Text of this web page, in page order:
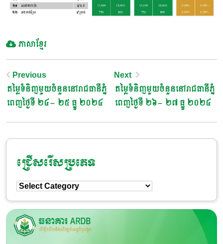
ភាសាខ្មែរ
Post
Navigation
Previous
តម្លៃទំនិញមួយចំនួននៅរាជធានីភ្នំ
ពេញថ្ងៃទី ២៤ – ២៥ ធ្នូ ២០២៤
Next
តម្លៃទំនិញមួយចំនួននៅរាជធានីភ្នំ
ពេញថ្ងៃទី ២៦ – ២៧ ធ្នូ ២០២៤
ជ្រើសរើសប្រភេទ
ជ្រើសរើស
ប្រភេទ